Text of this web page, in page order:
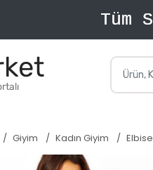
Giyim Kadın Giyim Elbise